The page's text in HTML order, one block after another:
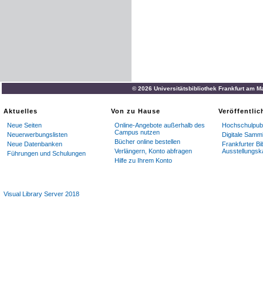
© 2026 Universitätsbibliothek Frankfurt am
Aktuelles
Neue Seiten
Neuerwerbungslisten
Neue Datenbanken
Führungen und Schulungen
Von zu Hause
Online-Angebote außerhalb des
Campus nutzen
Bücher online bestellen
Verlängern, Konto abfragen
Hilfe zu Ihrem Konto
Digitale
Frankfurter
Visual Library Server 2018